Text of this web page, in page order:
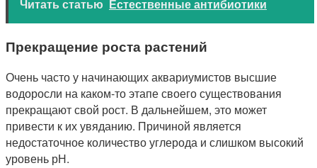
Читать статью Естественные антибиотики
Прекращение роста растений
Очень часто у начинающих аквариумистов высшие
водоросли на каком-то этапе своего существования
прекращают свой рост. В дальнейшем, это может
привести к их увяданию. Причиной является
недостаточное количество углерода и слишком высокий
уровень рН.